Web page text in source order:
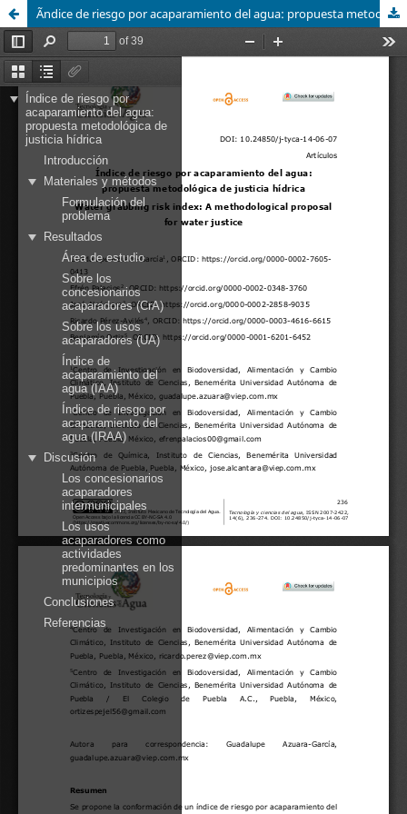
Ãndice de riesgo por acaparamiento del agua: propuesta metodológica de justicia hídrica